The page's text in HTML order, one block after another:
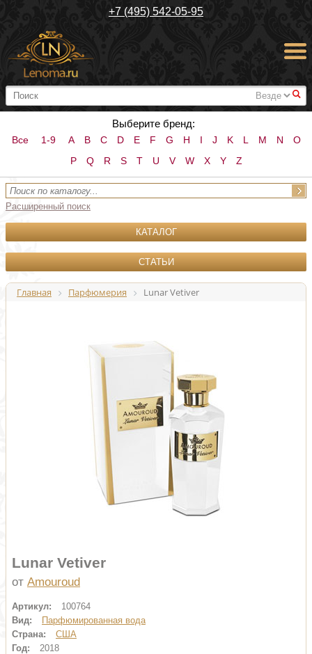
+7 (495) 542-05-95
#
Выберите бренд:
Все 1-9 A B C D E F G H I J K L M N
O
P
Q R S T U V W X Y Z
Расширенный поиск
КАТАЛОГ
СТАТЬИ
Главная Парфюмерия Lunar Vetiver
Lunar Vetiver
от Amouroud
Артикул:
100764
Вид:
Парфюмированная вода
Страна:
США
Год:
2018